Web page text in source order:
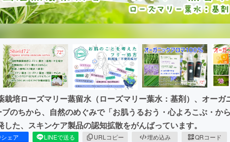
栽培ローズマリー蒸留水（ローズマリー葉水：基剤）、オーガ
のちから、自然のめぐみで「お肌うるおう・心よろこぶ・か
した、スキンケア製品の認知拡散をがんばっています。
シェア LINEで送る URLコピー 埋め込み QRコード